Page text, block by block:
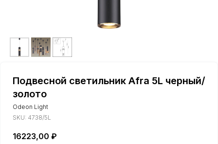
Подвесной светильник Afra 5L черный/
золото
Odeon Light
SKU: 4738/5L
16223,00 ₽